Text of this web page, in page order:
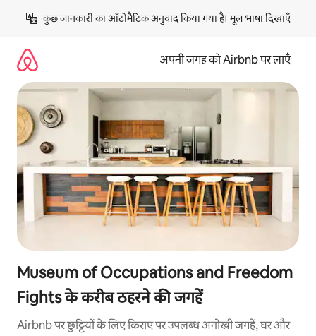
छोड़कर
कॉन्टेंट
कुछ जानकारी का ऑटोमैटिक अनुवाद किया गया है। मूल भाषा दिखाएँ
अपनी जगह को Airbnb पर लाएँ
Museum of Occupations and Freedom
Fights के करीब ठहरने की जगहें
Airbnb पर छुट्टियों के लिए किराए पर उपलब्ध अनोखी जगहें, घर और